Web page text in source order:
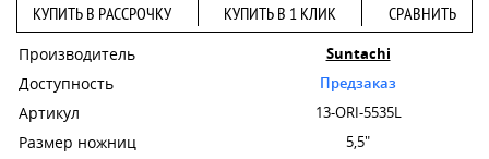
КУПИТЬ В РАССРОЧКУ КУПИТЬ В 1 КЛИК СРАВНИТЬ
Производитель Suntachi
Доступность Предзаказ
Артикул 13-ORI-5535L
Размер ножниц 5,5"